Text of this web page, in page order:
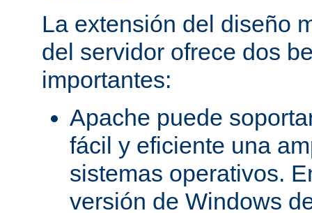
La extensión del diseño
del servidor ofrece dos
importantes:
Apache puede
fácil y eficiente una
sistemas operativos.
versión de Windows